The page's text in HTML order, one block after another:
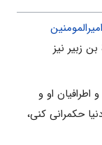
امیرالمومنین
زبیر نیز
او و
حکمرانی کنی،